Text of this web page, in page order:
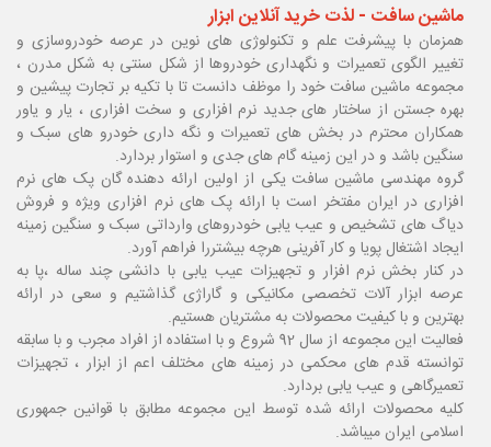
ماشین سافت - لذت خرید آنلاین ابزار
همزمان با پیشرفت علم و تکنولوژی های نوین در عرصه خودروسازی و
تغییر الگوی تعمیرات و نگهداری خودروها از شکل سنتی به شکل مدرن ،
مجموعه ماشین سافت خود را موظف دانست تا با تکیه بر تجارت پیشین و
بهره جستن از ساختار های جدید نرم افزاری و سخت افزاری ، یار و یاور
همکاران محترم در بخش های تعمیرات و نگه داری خودرو های سبک و
سنگین باشد و در این زمینه گام های جدی و استوار بردارد.
گروه مهندسی ماشین سافت یکی از اولین ارائه دهنده گان پک های نرم
افزاری در ایران مفتخر است با ارائه پک های نرم افزاری ویژه و فروش
دیاگ های تشخیص و عیب یابی خودروهای وارداتی سبک و سنگین زمینه
ایجاد اشتغال پویا و کار آفرینی هرچه بیشتررا فراهم آورد.
در کنار بخش نرم افزار و تجهیزات عیب یابی با دانشی چند ساله ،پا به
عرصه ابزار آلات تخصصی مکانیکی و گاراژی گذاشتیم و سعی در ارائه
بهترین و با کیفیت محصولات به مشتریان هستیم.
فعالیت این مجموعه از سال 92 شروع و با استفاده از افراد مجرب و با سابقه
توانسته قدم های محکمی در زمینه های مختلف اعم از ابزار ، تجهیزات
تعمیرگاهی و عیب یابی بردارد.
کلیه محصولات ارائه شده توسط این مجموعه مطابق با قوانین جمهوری
اسلامی ایران میباشد.